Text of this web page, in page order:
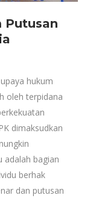
Putusan
hukum
oleh terpidana
dimaksudkan
adalah bagian
berhak
dan putusan